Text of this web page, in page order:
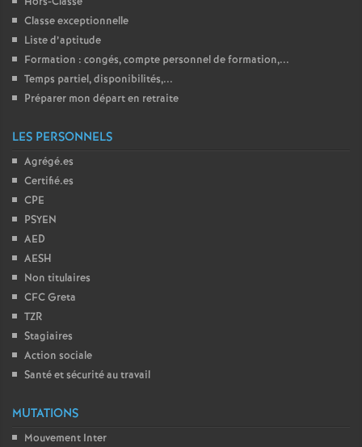
Classe exceptionnelle
Liste d’aptitude
Formation : congés, compte personnel de formation,...
Temps partiel, disponibilités,...
Préparer mon départ en retraite
LES PERSONNELS
Agrégé.es
Certifié.es
CPE
PSYEN
AED
AESH
Non titulaires
CFC Greta
TZR
Stagiaires
Action sociale
Santé et sécurité au travail
MUTATIONS
Mouvement Inter